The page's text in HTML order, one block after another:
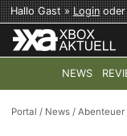
Hallo Gast »Loginoder
NEWS
TOP-THEMEN:
Portal / News /Abenteuer